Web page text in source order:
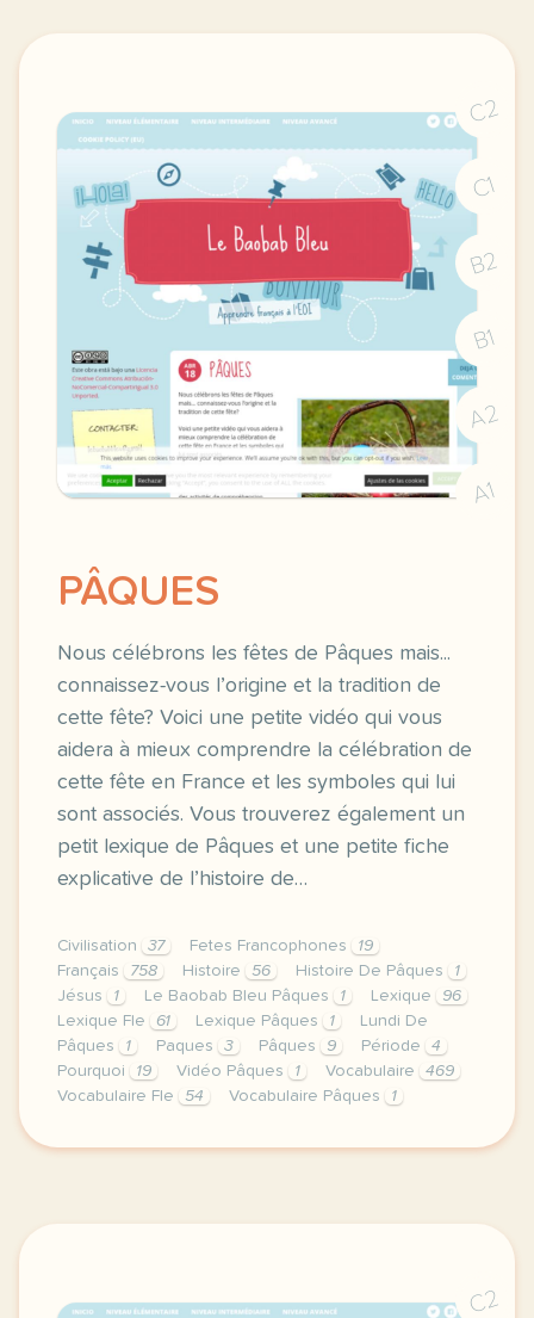
C2
C1
B2
B1
A2
A1
PÂQUES
Nous célébrons les fêtes de Pâques mais...
connaissez-vous l’origine et la tradition de
cette fête? Voici une petite vidéo qui vous
aidera à mieux comprendre la célébration de
cette fête en France et les symboles qui lui
sont associés. Vous trouverez également un
petit lexique de Pâques et une petite fiche
explicative de l’histoire de…
Civilisation 37 Fetes Francophones
19
Français
758 Histoire 56 Histoire De Pâques
1
Jésus
1 Le Baobab Bleu Pâques 1 Lexique
96
Lexique Fle
61 Lexique Pâques 1
Lundi De
Pâques
1 Paques 3 Pâques 9 Période
4
Pourquoi
19 Vidéo Pâques 1 Vocabulaire
469
Vocabulaire Fle
54 Vocabulaire Pâques 1
image pixabay comnous celebrons les fetes de
C2